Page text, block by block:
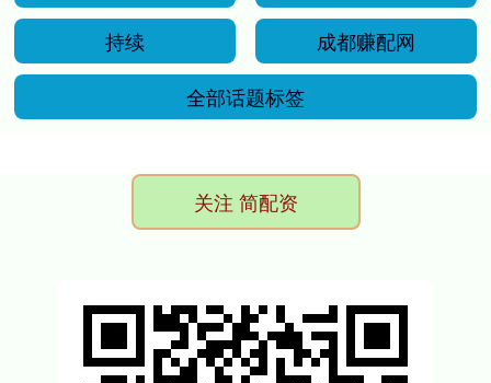
持续
成都赚配网
全部话题标签
关注 简配资